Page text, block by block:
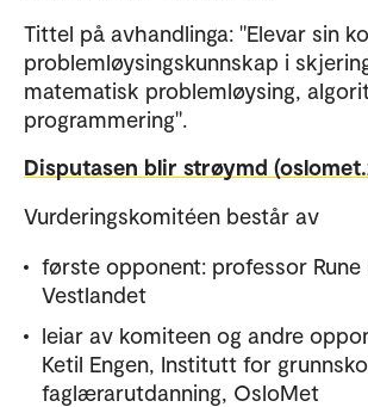
Tittel på avhandlinga: "Elevar sin
problemløysingskunnskap i
matematisk problemløysing,
programmering".
Disputasen blir strøymd
Vurderingskomitéen består av
første opponent: professor
Vestlandet
leiar av komiteen og andre
Ketil Engen, Institutt for
faglærarutdanning, OsloMet